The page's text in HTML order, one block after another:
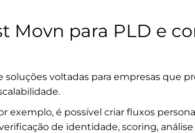
Movn para PLD e
soluções voltadas para empresas que
exemplo, é possível criar fluxos
de identidade, scoring,